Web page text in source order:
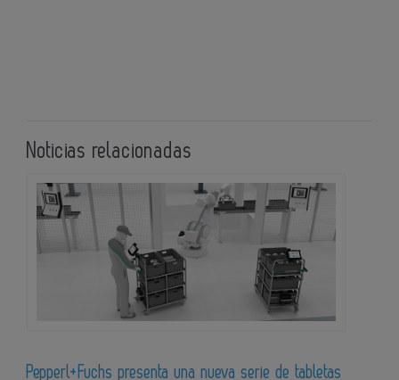
Noticias relacionadas
Pepperl+Fuchs presenta una nueva serie de tabletas